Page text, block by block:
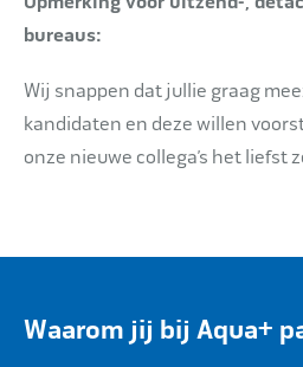
bureaus:
Wij snappen dat jullie graag
kandidaten en deze willen
onze nieuwe collega’s het liefst
Waarom jij bij Aqua+